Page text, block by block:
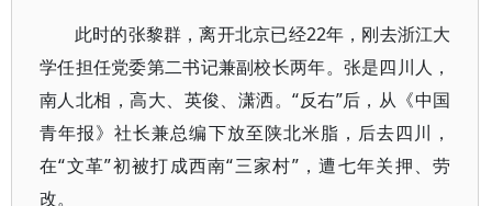
此时的张黎群，离开北京已经22年，刚去浙江大
学任担任党委第二书记兼副校长两年。张是四川人，
南人北相，高大、英俊、潇洒。“反右”后，从《中国
青年报》社长兼总编下放至陕北米脂，后去四川，
在“文革”初被打成西南“三家村”，遭七年关押、劳
改。